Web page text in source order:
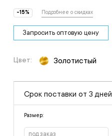
-15% Подробнее о скидках
Запросить оптовую цену
Цвет: Золотистый
Срок поставки от 3 дней
Размер:
под заказ